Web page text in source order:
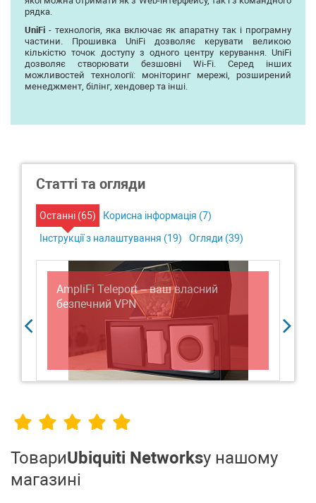
рядка.
UniFi - технологія, яка включає як апаратну так і програмну
частини. Прошивка UniFi дозволяє керувати великою
кількістю точок доступу з одного центру керування. UniFi
дозволяє створювати безшовні Wi-Fi. Серед інших
можливостей технології: моніторинг мережі, розширений
менеджмент, білінг, хендовер та інші.
Статті та огляди
Останні (65) Корисна інформація (7)
Інструкції з налаштування (19) Огляди (39)
AmpliFi Teleport – ваш власний
безпечний VPN
ТовариUbiquiti Networksу нашому
магазині